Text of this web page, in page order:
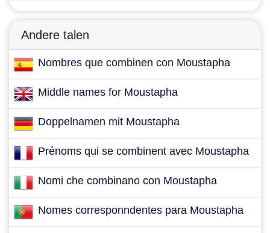
Andere talen
Nombres que combinen con Moustapha
Middle names for Moustapha
Doppelnamen mit Moustapha
Prénoms qui se combinent avec Moustapha
Nomi che combinano con Moustapha
Nomes corresponndentes para Moustapha